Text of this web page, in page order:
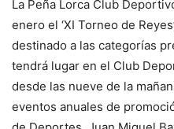
La Peña Lorca Club
enero el ‘XI Torneo de
destinado a las categorías
tendrá lugar en el Club
desde las nueve de la
eventos anuales de